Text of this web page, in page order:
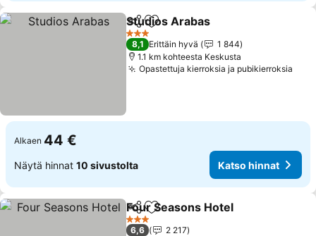
Jaa Lisää suosikkeihin
Studios Arabas
3 Tähtiluokitus
8,1 Erittäin hyvä
1 844
1.1 km kohteesta Keskusta
Opastettuja kierroksia ja pubikierroksia
Alkaen 44 €
Näytä hinnat 10 sivustolta Katso hinnat
Jaa Lisää suosikkeihin
Four Seasons Hotel
3 Tähtiluokitus
6,6
2 217